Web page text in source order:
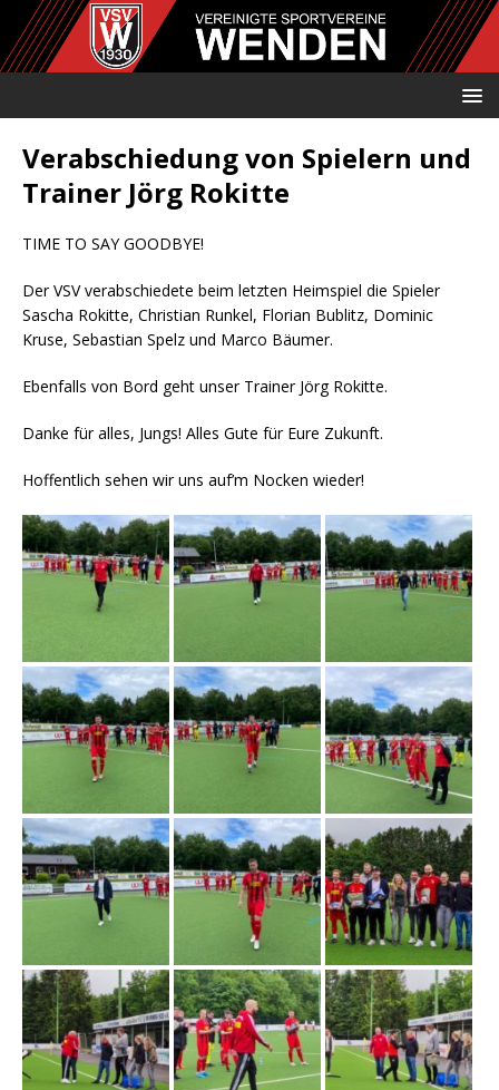
Verabschiedung von Spielern und
Trainer Jörg Rokitte
TIME TO SAY GOODBYE!
Der VSV verabschiedete beim letzten Heimspiel die Spieler
Sascha Rokitte, Christian Runkel, Florian Bublitz, Dominic
Kruse, Sebastian Spelz und Marco Bäumer.
Ebenfalls von Bord geht unser Trainer Jörg Rokitte.
Danke für alles, Jungs! Alles Gute für Eure Zukunft.
Hoffentlich sehen wir uns auf’m Nocken wieder!